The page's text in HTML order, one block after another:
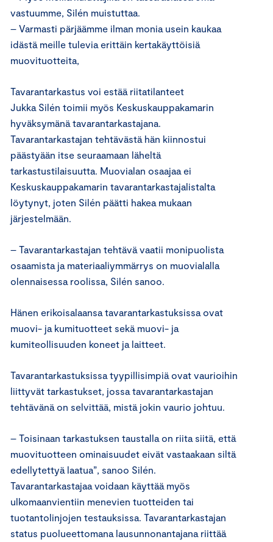
vastuumme, Silén muistuttaa.
– Varmasti pärjäämme ilman monia usein kaukaa
idästä meille tulevia erittäin kertakäyttöisiä
muovituotteita,
Tavarantarkastus voi estää riitatilanteet
Jukka Silén toimii myös Keskuskauppakamarin
hyväksymänä tavarantarkastajana.
Tavarantarkastajan tehtävästä hän kiinnostui
päästyään itse seuraamaan läheltä
tarkastustilaisuutta. Muovialan osaajaa ei
Keskuskauppakamarin tavarantarkastajalistalta
löytynyt, joten Silén päätti hakea mukaan
järjestelmään.
– Tavarantarkastajan tehtävä vaatii monipuolista
osaamista ja materiaaliymmärrys on muovialalla
olennaisessa roolissa, Silén sanoo.
Hänen erikoisalaansa tavarantarkastuksissa ovat
muovi- ja kumituotteet sekä muovi- ja
kumiteollisuuden koneet ja laitteet.
Tavarantarkastuksissa tyypillisimpiä ovat vaurioihin
liittyvät tarkastukset, jossa tavarantarkastajan
tehtävänä on selvittää, mistä jokin vaurio johtuu.
– Toisinaan tarkastuksen taustalla on riita siitä, että
muovituotteen ominaisuudet eivät vastaakaan siltä
edellytettyä laatua”, sanoo Silén.
Tavarantarkastajaa voidaan käyttää myös
ulkomaanvientiin menevien tuotteiden tai
tuotantolinjojen testauksissa. Tavarantarkastajan
status puolueettomana lausunnonantajana riittää